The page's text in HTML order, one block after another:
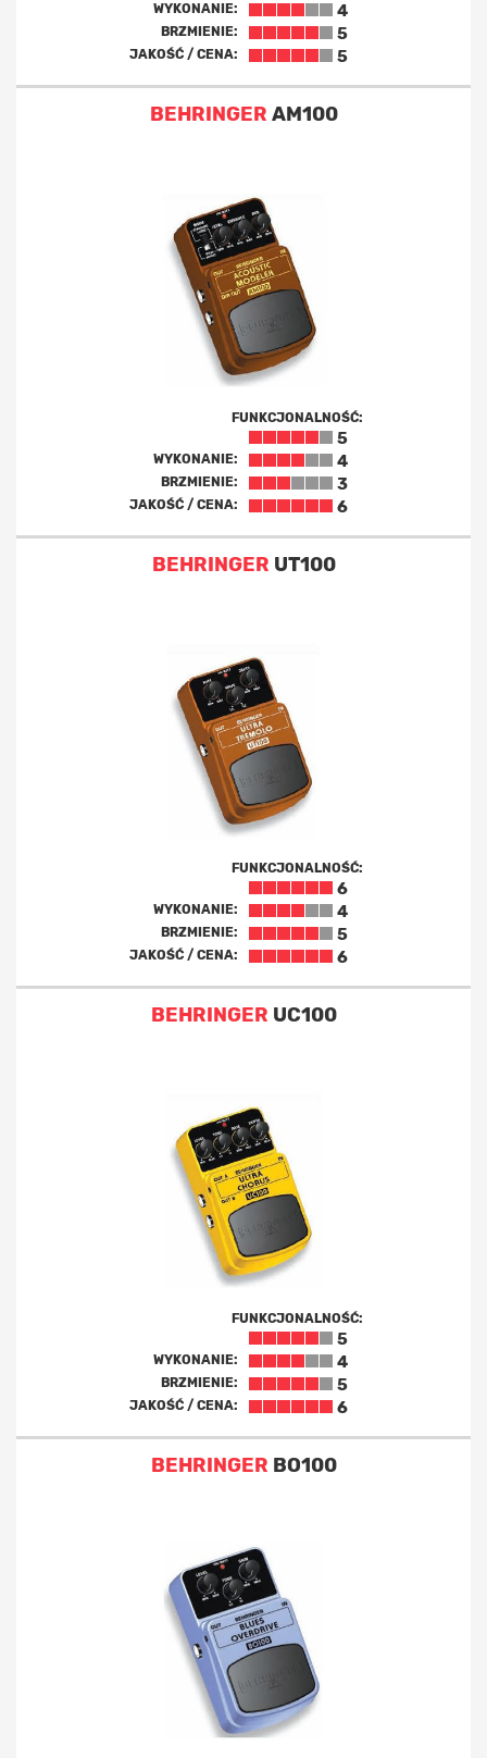
WYKONANIE: 4
BRZMIENIE: 5
JAKOŚĆ / CENA: 5
BEHRINGER AM100
FUNKCJONALNOŚĆ:
5
WYKONANIE: 4
BRZMIENIE: 3
JAKOŚĆ / CENA: 6
BEHRINGER UT100
FUNKCJONALNOŚĆ:
6
WYKONANIE: 4
BRZMIENIE: 5
JAKOŚĆ / CENA: 6
BEHRINGER UC100
FUNKCJONALNOŚĆ:
5
WYKONANIE: 4
BRZMIENIE: 5
JAKOŚĆ / CENA: 6
BEHRINGER BO100